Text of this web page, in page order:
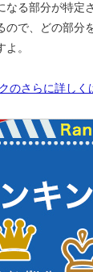
なる部分が特定
ので、どの部分
。
のさらに詳しく